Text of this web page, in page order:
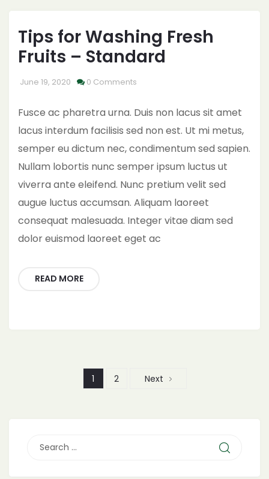
Tips for Washing Fresh
Fruits – Standard
June 19, 2020 0 Comments
Fusce ac pharetra urna. Duis non lacus sit amet
lacus interdum facilisis sed non est. Ut mi metus,
semper eu dictum nec, condimentum sed sapien.
Nullam lobortis nunc semper ipsum luctus ut
viverra ante eleifend. Nunc pretium velit sed
augue luctus accumsan. Aliquam laoreet
consequat malesuada. Integer vitae diam sed
dolor euismod laoreet eget ac
READ MORE
1 2 Next